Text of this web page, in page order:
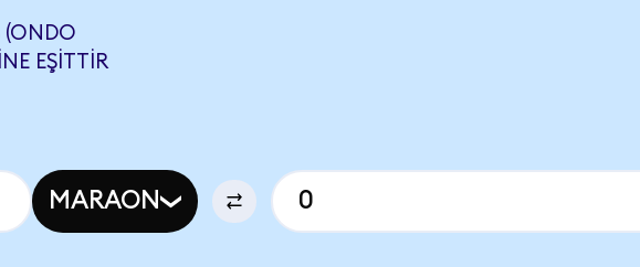
(ONDO
EŞITTIR
MARAON